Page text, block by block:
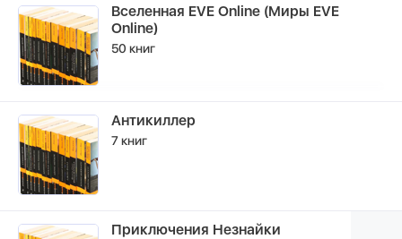
Вселенная EVE Online (Миры EVE
Online)
50 книг
Антикиллер
7 книг
Приключения Незнайки